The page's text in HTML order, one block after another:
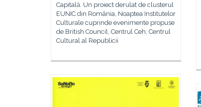
Capitală. Un proiect derulat de clusterul
EUNIC din România, Noaptea Institutelor
Culturale cuprinde evenimente propuse
de British Council, Centrul Ceh, Centrul
Cultural al Republicii